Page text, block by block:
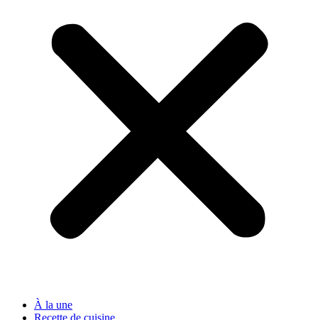
À la une
Recette de cuisine